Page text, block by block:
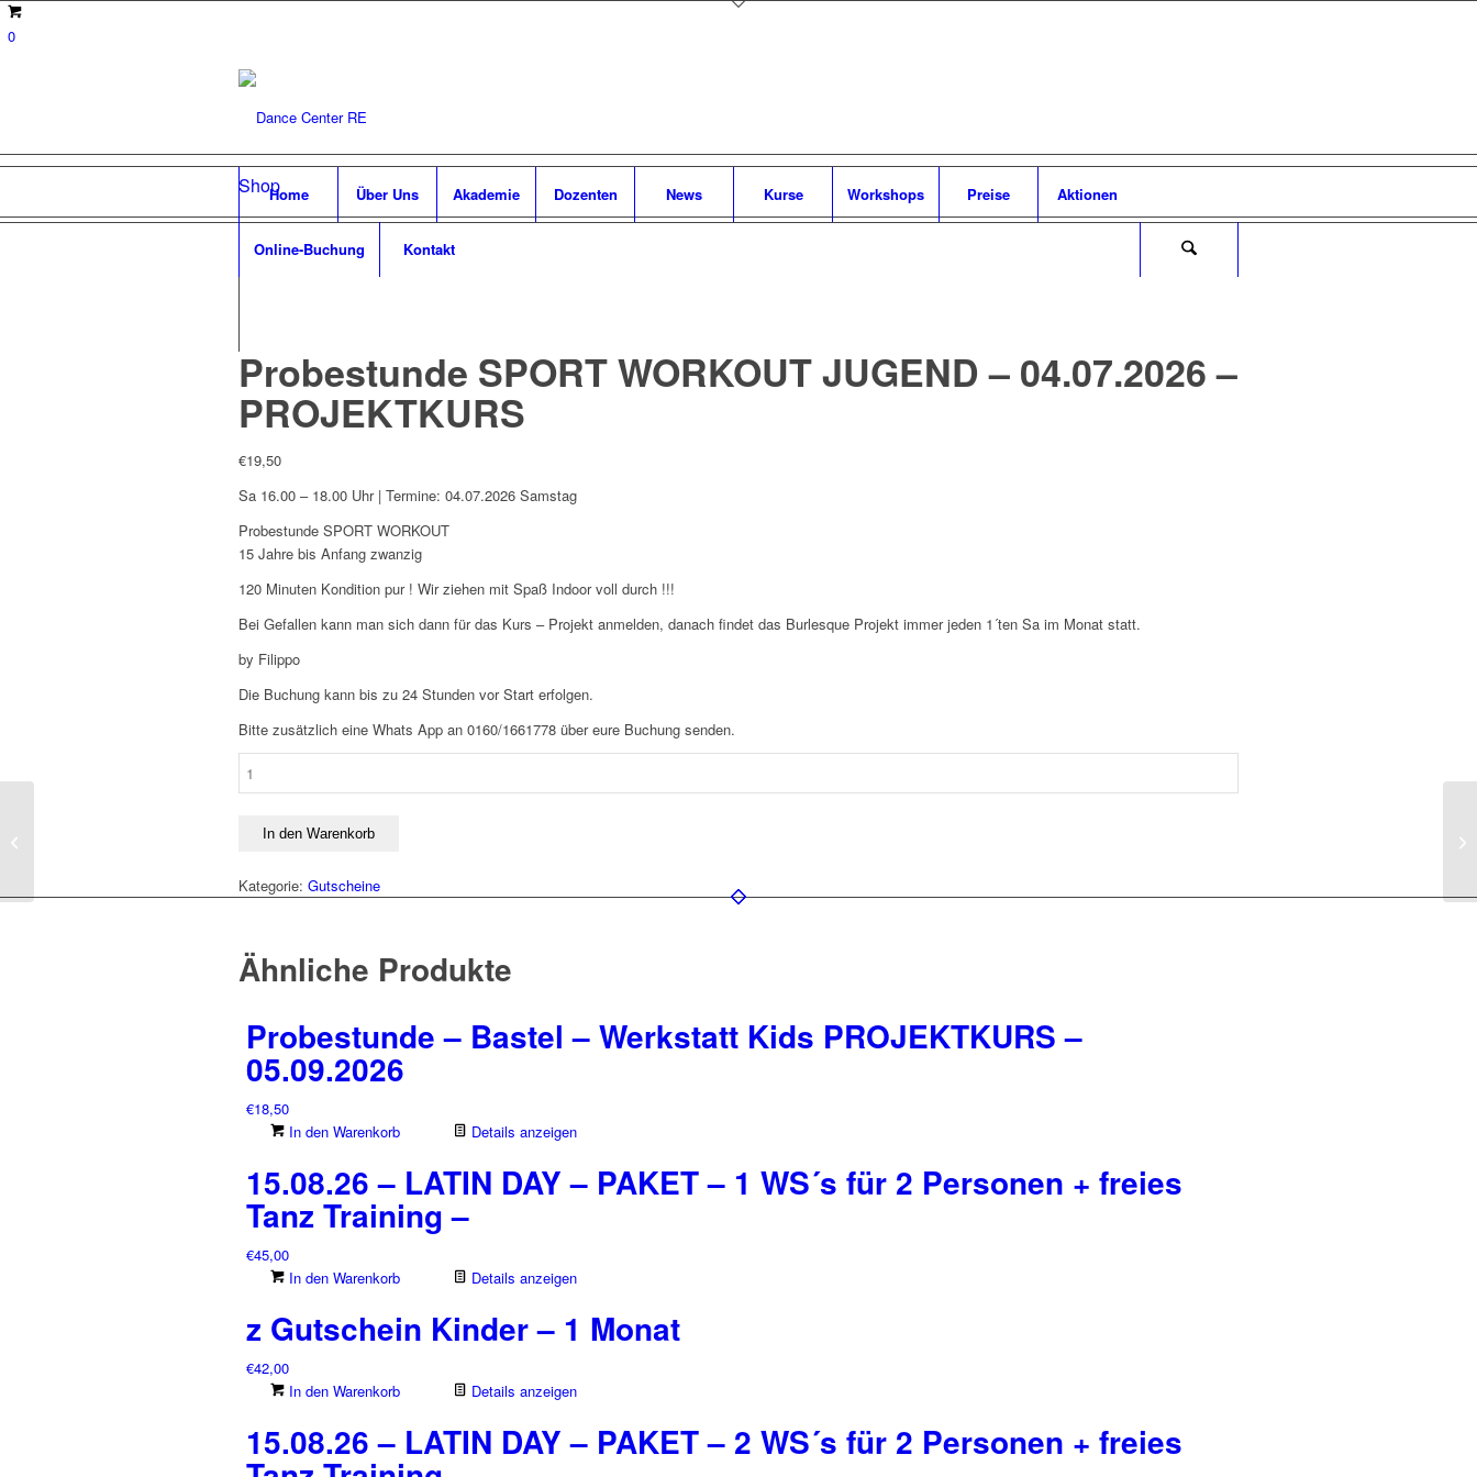
0
Home Über Uns Akademie Dozenten News Kurse Workshops Preise Aktionen
Online-Buchung Kontakt
Shop
Probestunde SPORT WORKOUT JUGEND – 04.07.2026 –
PROJEKTKURS
€19,50
Sa 16.00 – 18.00 Uhr | Termine: 04.07.2026 Samstag
Probestunde SPORT WORKOUT
15 Jahre bis Anfang zwanzig
120 Minuten Kondition pur ! Wir ziehen mit Spaß Indoor voll durch !!!
Bei Gefallen kann man sich dann für das Kurs – Projekt anmelden, danach findet das Burlesque Projekt immer jeden 1´ten Sa im Monat statt.
by Filippo
Die Buchung kann bis zu 24 Stunden vor Start erfolgen.
Bitte zusätzlich eine Whats App an 0160/1661778 über eure Buchung senden.
JUGEND
04.07.2026
-
Menge
In den Warenkorb
Kategorie: Gutscheine
Ähnliche Produkte
Probestunde – Bastel – Werkstatt Kids PROJEKTKURS –
05.09.2026
€18,50
In den Warenkorb
Details anzeigen
15.08.26 – LATIN DAY – PAKET – 1 WS´s für 2 Personen + freies
Tanz Training –
€45,00
In den Warenkorb
Details anzeigen
z Gutschein Kinder – 1 Monat
€42,00
In den Warenkorb
Details anzeigen
15.08.26 – LATIN DAY – PAKET – 2 WS´s für 2 Personen + freies